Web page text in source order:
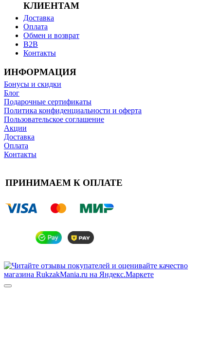
КЛИЕНТАМ
Доставка
Оплата
Обмен и возврат
B2B
Контакты
ИНФОРМАЦИЯ
Бонусы и скидки
Блог
Подарочные сертификаты
Политика конфиденциальности и оферта
Пользовательское соглашение
Акции
Доставка
Оплата
Контакты
ПРИНИМАЕМ К ОПЛАТЕ